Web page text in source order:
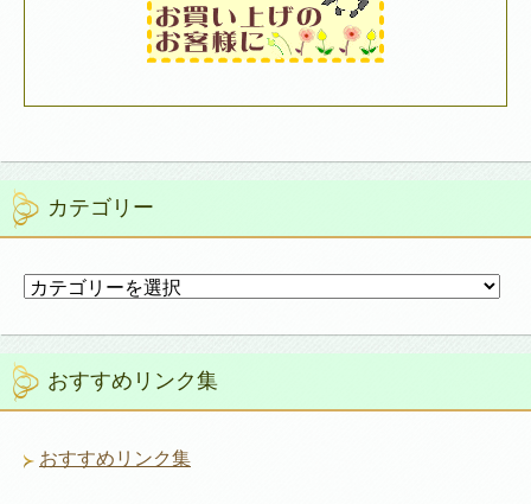
カテゴリー
カ
ゴ
リ
ー おすすめリンク集
おすすめリンク集